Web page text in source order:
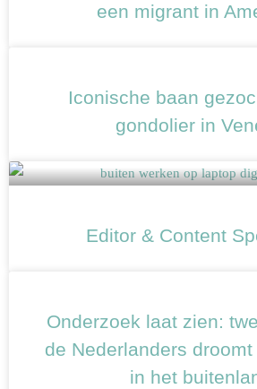
een migrant in
Iconische baan
gondolier in
Editor & Content
Onderzoek laat zien:
de Nederlanders
in het